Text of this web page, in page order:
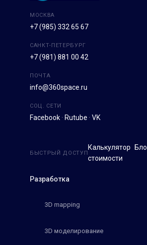
МОСКВА
+7 (985) 332 65 67
САНКТ-ПЕТЕРБУРГ
+7 (981) 881 00 42
ПОЧТА
info@360space.ru
СОЦ. СЕТИ
Facebook · Rutube · VK
Разработка
3D mapping
3D моделирование
БЫСТРЫЙ ДОСТУП
Калькулятор
стоимости